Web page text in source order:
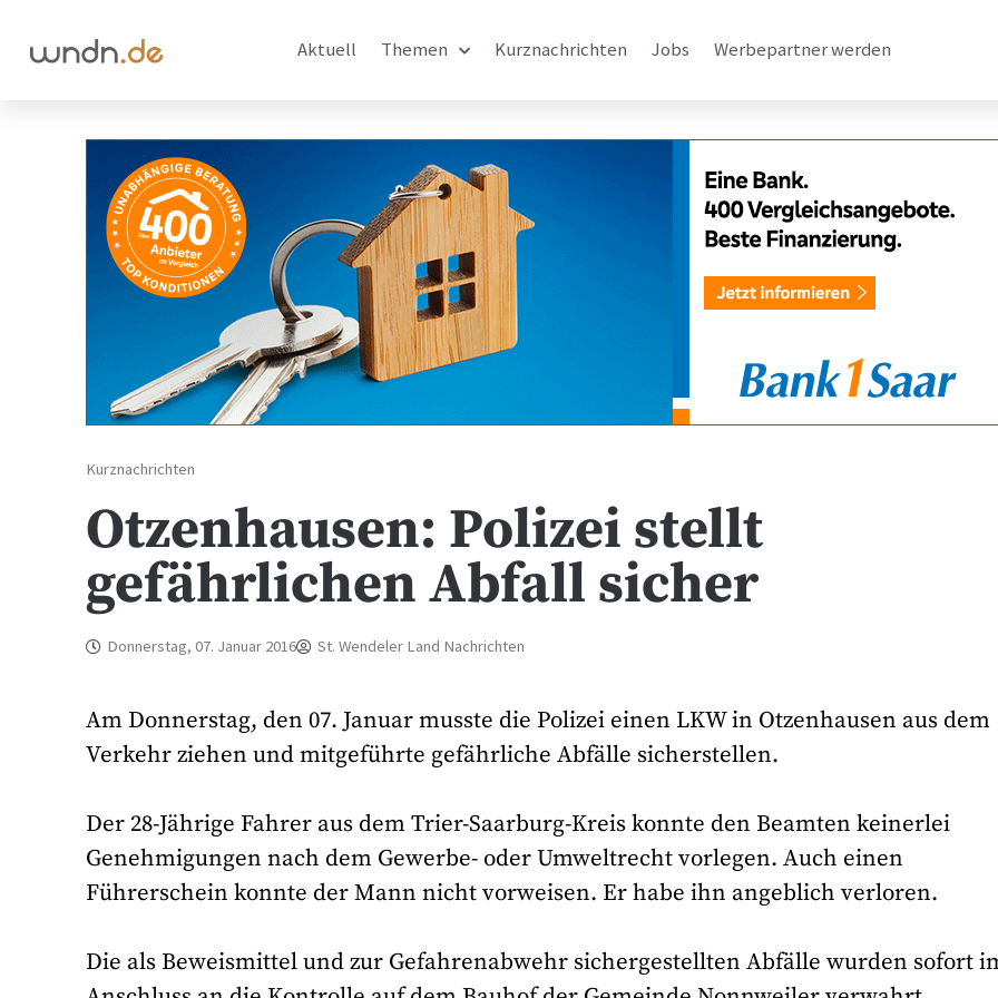
Aktuell Themen Kurznachrichten Jobs Werbepartner werden
Kurznachrichten
Otzenhausen: Polizei stellt
gefährlichen Abfall sicher
Donnerstag, 07. Januar 2016 St. Wendeler Land Nachrichten
Am Donnerstag, den 07. Januar musste die Polizei einen LKW in Otzenhausen aus dem
Verkehr ziehen und mitgeführte gefährliche Abfälle sicherstellen.
Der 28-Jährige Fahrer aus dem Trier-Saarburg-Kreis konnte den Beamten keinerlei
Genehmigungen nach dem Gewerbe- oder Umweltrecht vorlegen. Auch einen
Führerschein konnte der Mann nicht vorweisen. Er habe ihn angeblich verloren.
Die als Beweismittel und zur Gefahrenabwehr sichergestellten Abfälle wurden sofort